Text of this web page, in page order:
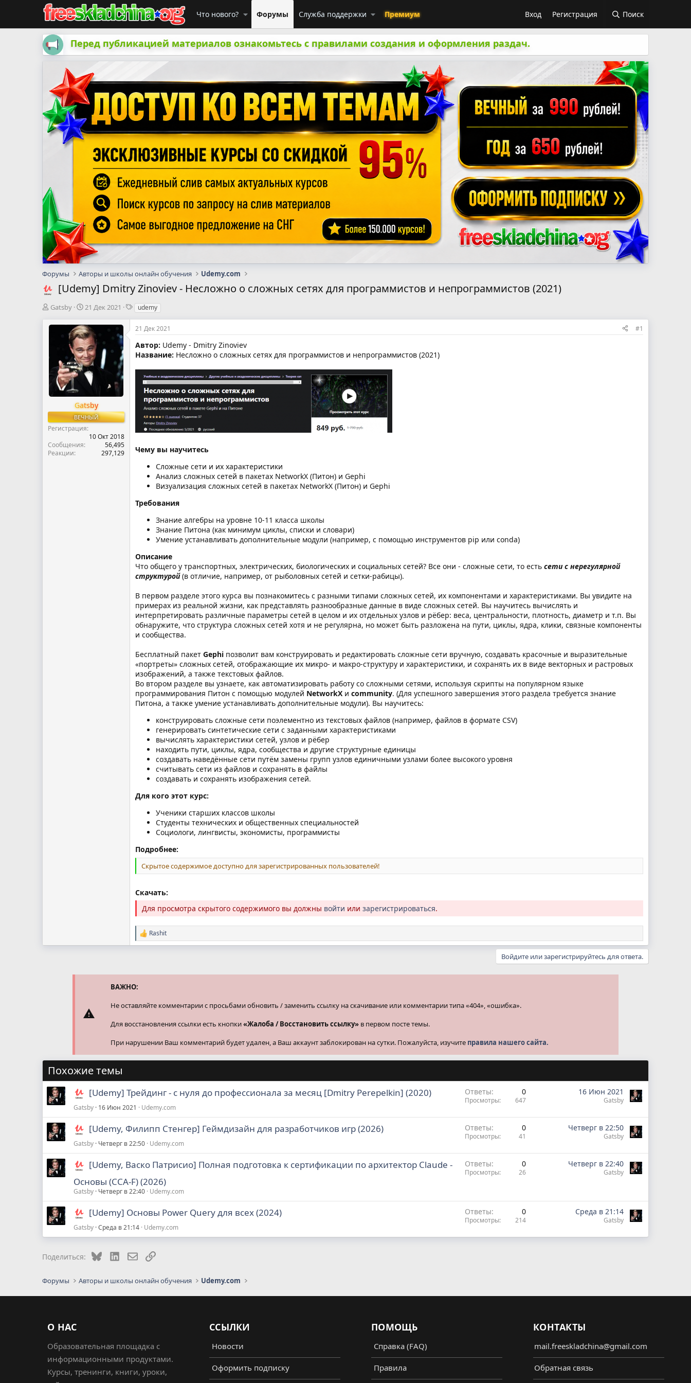
Что нового? Форумы Служба поддержки Премиум Вход Регистрация Поиск
Перед публикацией материалов ознакомьтесь с правилами создания и оформления раздач.
Форумы Авторы и школы онлайн обучения Udemy.com
[Udemy] Dmitry Zinoviev - Несложно о сложных сетях для программистов и непрограммистов (2021)
А
т
м
Gatsby
Д
т
а
н
а
ч
а
л
21 Дек 2021
Т
г
и
udemy
Gatsby
ВЕЧНЫЙ
Регистрация
10 Окт 2018
Сообщения
56,495
Реакции
297,129
21 Дек 2021 #1
Автор: Udemy - Dmitry Zinoviev
Название: Несложно о сложных сетях для программистов и непрограммистов (2021)
Чему вы научитесь
Сложные сети и их характеристики
Анализ сложных сетей в пакетах NetworkX (Питон) и Gephi
Визуализация сложных сетей в пакетах NetworkX (Питон) и Gephi
Требования
Знание алгебры на уровне 10-11 класса школы
Знание Питона (как минимум циклы, списки и словари)
Умение устанавливать дополнительные модули (например, с помощью инструментов pip или conda)
Описание
Что общего у транспортных, электрических, биологических и социальных сетей? Все они - сложные сети, то есть сети с нерегулярной
структурой(в отличие, например, от рыболовных сетей и сетки-рабицы).
В первом разделе этого курса вы познакомитесь с разными типами сложных сетей, их компонентами и характеристиками. Вы увидите на
примерах из реальной жизни, как представлять разнообразные данные в виде сложных сетей. Вы научитесь вычислять и
интерпретировать различные параметры сетей в целом и их отдельных узлов и рёбер: веса, центральности, плотность, диаметр и т.п. Вы
обнаружите, что структура сложных сетей хотя и не регулярна, но может быть разложена на пути, циклы, ядра, клики, связные компоненты
и сообщества.
Бесплатный пакет Gephi позволит вам конструировать и редактировать сложные сети вручную, создавать красочные и выразительные
«портреты» сложных сетей, отображающие их микро- и макро-структуру и характеристики, и сохранять их в виде векторных и растровых
изображений, а также текстовых файлов.
Во втором разделе вы узнаете, как автоматизировать работу со сложными сетями, используя скрипты на популярном языке
программирования Питон с помощью модулей NetworkX и community. (Для успешного завершения этого раздела требуется знание
Питона, а также умение устанавливать дополнительные модули). Вы научитесь:
конструировать сложные сети поэлементно из текстовых файлов (например, файлов в формате CSV)
генерировать синтетические сети с заданными характеристиками
вычислять характеристики сетей, узлов и рёбер
находить пути, циклы, ядра, сообщества и другие структурные единицы
создавать наведённые сети путём замены групп узлов единичными узлами более высокого уровня
считывать сети из файлов и сохранять в файлы
создавать и сохранять изображения сетей.
Для кого этот курс:
Ученики старших классов школы
Студенты технических и общественных специальностей
Социологи, лингвисты, экономисты, программисты
Подробнее:
Скрытое содержимое доступно для зарегистрированных пользователей!
Скачать:
Для просмотра скрытого содержимого вы должны войти или зарегистрироваться.
Р
е
и
Rashit
Войдите или зарегистрируйтесь для ответа.
ВАЖНО:
Не оставляйте комментарии с просьбами обновить / заменить ссылку на скачивание или комментарии типа «404», «ошибка».
Для восстановления ссылки есть кнопки«Жалоба / Восстановить ссылку» в первом посте темы.
При нарушении Ваш комментарий будет удален, а Ваш аккаунт заблокирован на сутки. Пожалуйста, изучите правила нашего сайта.
Похожие темы
[Udemy] Трейдинг - с нуля до профессионала за месяц [Dmitry Perepelkin] (2020)
Gatsby 16 Июн 2021 Udemy.com
Ответы 0
Просмотры 647
16 Июн 2021
Gatsby
[Udemy, Филипп Стенгер] Геймдизайн для разработчиков игр (2026)
Gatsby Четверг в 22:50 Udemy.com
Ответы 0
Просмотры 41
Четверг в 22:50
Gatsby
[Udemy, Васко Патрисио] Полная подготовка к сертификации по архитектор Claude -
Основы (CCA-F) (2026)
Gatsby Четверг в 22:40 Udemy.com
Ответы 0
Просмотры 26
Четверг в 22:40
Gatsby
[Udemy] Основы Power Query для всех (2024)
Gatsby Среда в 21:14 Udemy.com
Ответы 0
Просмотры 214
Среда в 21:14
Gatsby
Поделиться: BlueskyLinkedInЭлектронная почта
Ссылка
Форумы Авторы и школы онлайн обучения Udemy.com
О НАС
Образовательная площадка с
информационными продуктами.
Курсы, тренинги, книги, уроки,
ССЫЛКИ
Новости
Оформить подписку
ПОМОЩЬ
Справка (FAQ)
Правила
КОНТАКТЫ
mail.freeskladchina@gmail.com
Обратная связь